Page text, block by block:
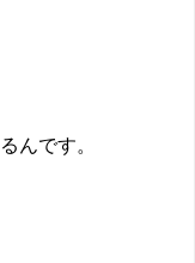
んです。